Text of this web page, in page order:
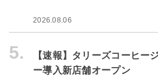
2026.08.06
5.
【速報】タリーズコーヒー
ー導入新店舗オープン